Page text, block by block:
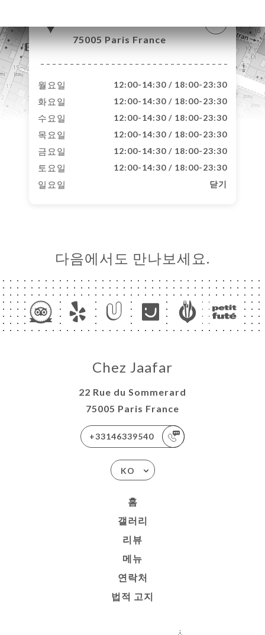
75005 Paris France
월요일 12:00-14:30 / 18:00-23:30
화요일 12:00-14:30 / 18:00-23:30
수요일 12:00-14:30 / 18:00-23:30
목요일 12:00-14:30 / 18:00-23:30
금요일 12:00-14:30 / 18:00-23:30
토요일 12:00-14:30 / 18:00-23:30
일요일 닫기
다음에서도 만나보세요.
Chez Jaafar
22 Rue du Sommerard
75005 Paris France
+33146339540
KO
홈
갤러리
리뷰
메뉴
연락처
법적 고지